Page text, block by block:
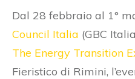
Dal 28 febbraio al 1°
Council Italia (GBC
The Energy Transition
Fieristico di Rimini,